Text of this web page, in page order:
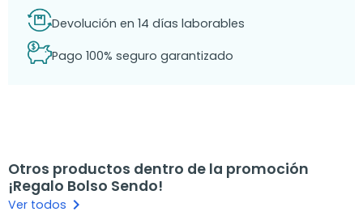
Devolución en 14 días laborables
Pago 100% seguro garantizado
Otros productos dentro de la promoción
¡Regalo Bolso Sendo!
Ver todos keyboard_arrow_right